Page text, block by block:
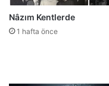
Nâzım Kentlerde
1 hafta önce